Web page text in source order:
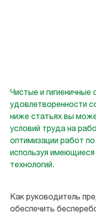
Чистые и
удовлетворенности
ниже статьях вы
условий труда на
оптимизации работ
используя
технологий.
Как руководитель
обеспечить